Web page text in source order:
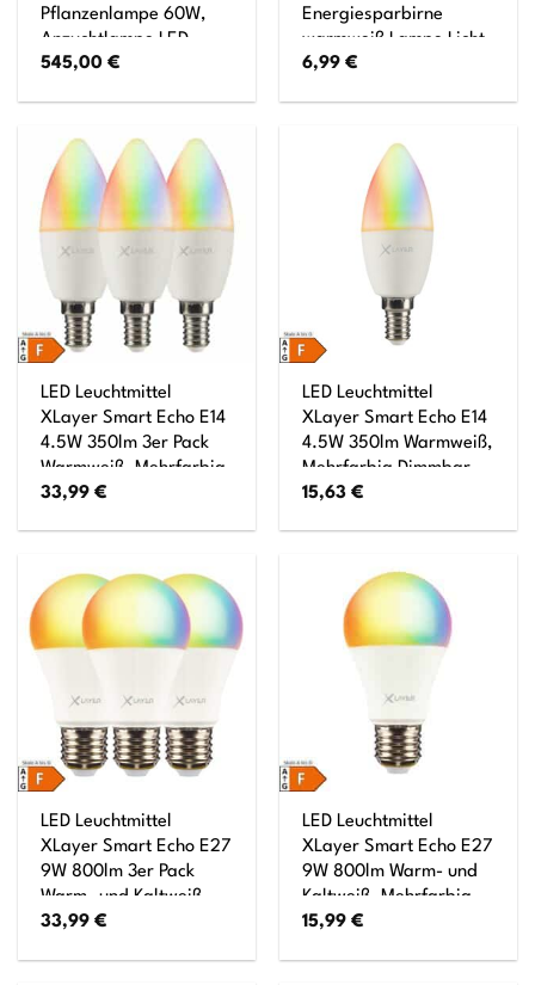
Pflanzenlampe 60W,
Anzuchtlampe LED
Pflanzenlampe
Ecosolutions Pflanzen
Licht, Pflanzenlampe
Anzucht, Pflanzenlicht
LED
545,00€
Energiesparbirne
warmweiß Lampe Licht
6,99€
LED Leuchtmittel
XLayer Smart Echo E14
4.5W 350lm 3er Pack
Warmweiß, Mehrfarbig
Dimmbar
33,99€
LED Leuchtmittel
XLayer Smart Echo E14
4.5W 350lm Warmweiß,
Mehrfarbig Dimmbar
15,63€
LED Leuchtmittel
XLayer Smart Echo E27
9W 800lm 3er Pack
Warm- und Kaltweiß,
Mehrfarbig Dimmbar
33,99€
LED Leuchtmittel
XLayer Smart Echo E27
9W 800lm Warm- und
Kaltweiß, Mehrfarbig
Dimmbar
15,99€